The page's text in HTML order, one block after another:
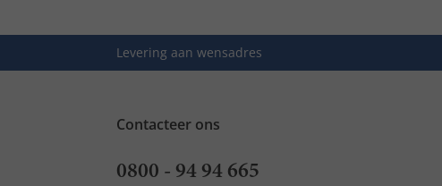
Levering aan wensadres
Contacteer ons
0800 - 94 94 665